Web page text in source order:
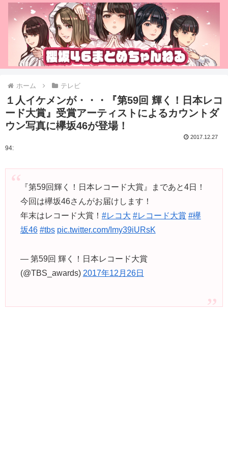
ホーム テレビ
１人イケメンが・・・『第59回 輝く！日本レコ
ード大賞』受賞アーティストによるカウントダ
ウン写真に欅坂46が登場！
2017.12.27
94:
『第59回輝く！日本レコード大賞』まであと4日！
今回は欅坂46さんがお届けします！
年末はレコード大賞！ #レコ大 #レコード大賞 #欅
坂46 #tbs pic.twitter.com/Imy39iURsK
— 第59回 輝く！日本レコード大賞
(@TBS_awards) 2017年12月26日